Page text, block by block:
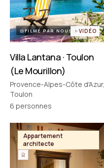
FILMÉ PAR NOUS VIDÉO
Villa Lantana · Toulon
(Le Mourillon)
Provence-Alpes-Côte d'Azur,
Toulon
6 personnes
Appartement
architecte